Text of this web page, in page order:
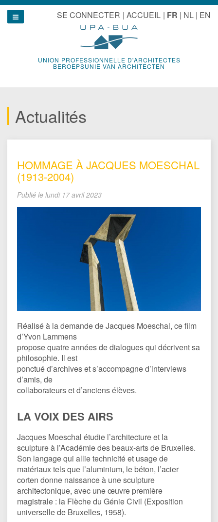
Aller
contenu
SE CONNECTER ACCUEIL FR NL EN
UNION PROFESSIONNELLE D'ARCHITECTES
BEROEPSUNIE VAN ARCHITECTEN
Show navigation
Actualités
HOMMAGE À JACQUES MOESCHAL
(1913-2004)
Publié le lundi 17 avril 2023
Réalisé à la demande de Jacques Moeschal, ce film
d’Yvon Lammens
propose quatre années de dialogues qui décrivent sa
philosophie. Il est
ponctué d’archives et s’accompagne d’interviews
d’amis, de
collaborateurs et d’anciens élèves.
LA VOIX DES AIRS
Jacques Moeschal étudie l’architecture et la
sculpture à l’Académie des beaux-arts de Bruxelles.
Son langage qui allie technicité et usage de
matériaux tels que l’aluminium, le béton, l’acier
corten donne naissance à une sculpture
architectonique, avec une œuvre première
magistrale : la Flèche du Génie Civil (Exposition
universelle de Bruxelles, 1958).